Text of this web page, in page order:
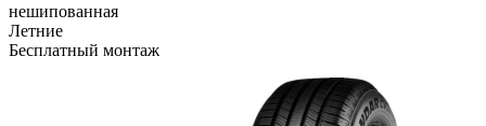
нешипованная
Летние
Бесплатный монтаж